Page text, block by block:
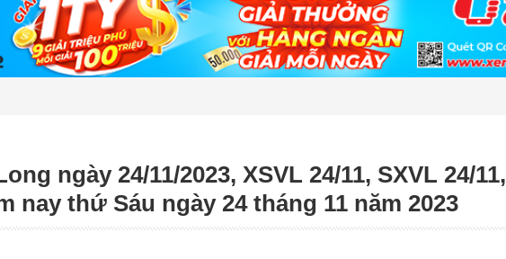
ngày 24/11/2023, XSVL 24/11, SXVL 24/11,
nay thứ Sáu ngày 24 tháng 11 năm 2023